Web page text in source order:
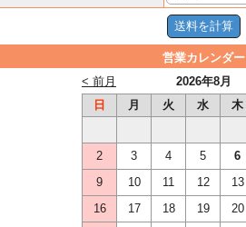
営業カレンダー
2026年8月
< 前月
日
月 火 水 木
2
3 4 5 6
9
10 11 12 13
16
17 18 19 20